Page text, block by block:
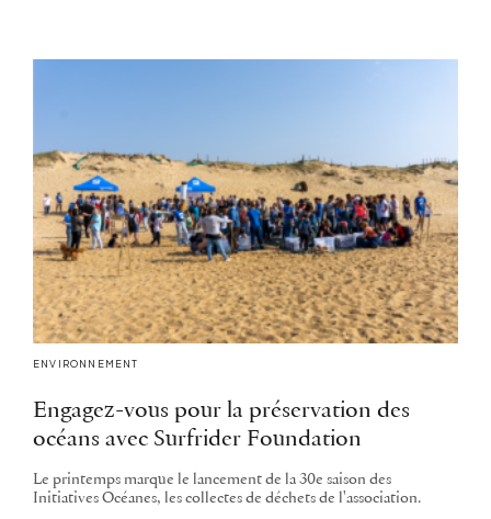
ENVIRONNEMENT
Engagez-vous pour la préservation des
océans avec Surfrider Foundation
Le printemps marque le lancement de la 30e saison des
Initiatives Océanes, les collectes de déchets de l'association.